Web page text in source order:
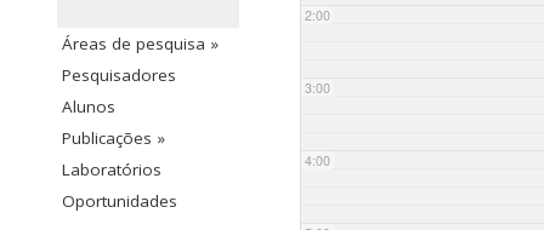
Áreas de pesquisa »
Pesquisadores
Alunos
Publicações »
Laboratórios
Oportunidades
2:00
3:00
4:00